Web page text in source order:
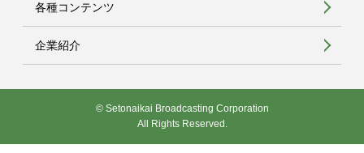
各種コンテンツ
企業紹介
© Setonaikai Broadcasting Corporation
All Rights Reserved.